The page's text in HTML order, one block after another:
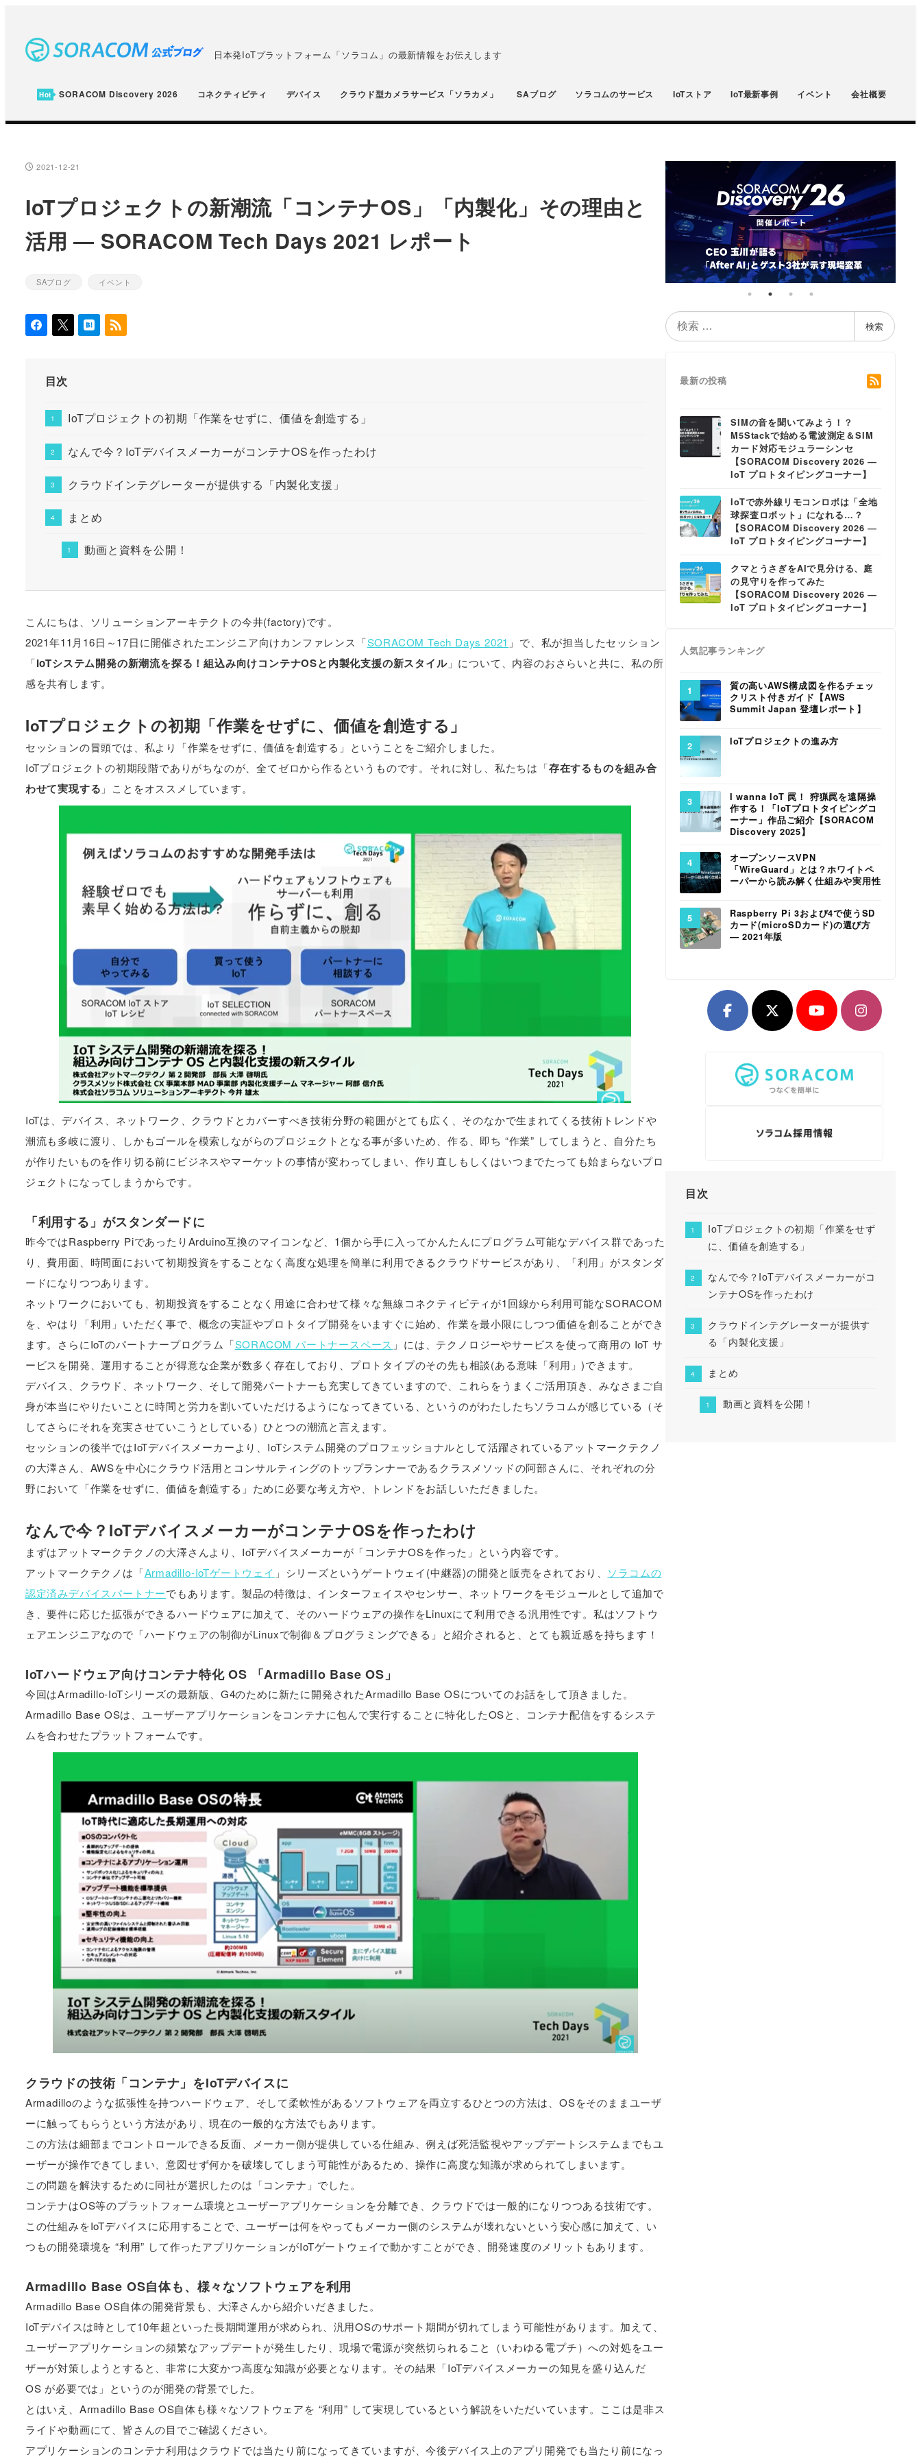
ン
日本発IoTプラットフォーム「ソラコム」の最新情報をお伝えします
SORACOM Discovery 2026 コネクティビティ デバイス クラウド型カメラサービス「ソラカメ」 SAブログ ソラコムのサービス IoTストア IoT最新事例 イベント 会社概要
投稿日
2021-12-21
IoTプロジェクトの新潮流「コンテナOS」「内製化」その理由と
活用 ― SORACOM Tech Days 2021 レポート
カテゴリー
SAブログ カテゴリー
イベント
目次
IoTプロジェクトの初期「作業をせずに、価値を創造する」
なんで今？IoTデバイスメーカーがコンテナOSを作ったわけ
クラウドインテグレーターが提供する「内製化支援」
まとめ
動画と資料を公開！
こんにちは、ソリューションアーキテクトの今井(factory)です。
2021年11月16日～17日に開催されたエンジニア向けカンファレンス「SORACOM Tech Days 2021 」で、私が担当したセッション
「IoTシステム開発の新潮流を探る！組込み向けコンテナOSと内製化支援の新スタイル」について、内容のおさらいと共に、私の所
感を共有します。
IoTプロジェクトの初期「作業をせずに、価値を創造する」
セッションの冒頭では、私より「作業をせずに、価値を創造する」ということをご紹介しました。
IoTプロジェクトの初期段階でありがちなのが、全てゼロから作るというものです。それに対し、私たちは「存在するものを組み合
わせて実現する 」ことをオススメしています。
IoTは、デバイス、ネットワーク、クラウドとカバーすべき技術分野の範囲がとても広く、そのなかで生まれてくる技術トレンドや
潮流も多岐に渡り、しかもゴールを模索しながらのプロジェクトとなる事が多いため、作る、即ち “作業” してしまうと、自分たち
が作りたいものを作り切る前にビジネスやマーケットの事情が変わってしまい、作り直しもしくはいつまでたっても始まらないプロ
ジェクトになってしまうからです。
「利用する」がスタンダードに
昨今ではRaspberry PiであったりArduino互換のマイコンなど、1個から手に入ってかんたんにプログラム可能なデバイス群であった
り、費用面、時間面において初期投資をすることなく高度な処理を簡単に利用できるクラウドサービスがあり、「利用」がスタンダ
ードになりつつあります。
ネットワークにおいても、初期投資をすることなく用途に合わせて様々な無線コネクティビティが1回線から利用可能なSORACOM
を、やはり「利用」いただく事で、概念の実証やプロトタイプ開発をいますぐに始め、作業を最小限にしつつ価値を創ることができ
ます。さらにIoTのパートナープログラム「SORACOM パートナースペース 」には、テクノロジーやサービスを使って商用の IoT サ
ービスを開発、運用することが得意な企業が数多く存在しており、プロトタイプのその先も相談(ある意味「利用」)できます。
デバイス、クラウド、ネットワーク、そして開発パートナーも充実してきていますので、これらをうまくご活用頂き、みなさまご自
身が本当にやりたいことに時間と労力を割いていただけるようになってきている、というのがわたしたちソラコムが感じている（そ
してさらにそれを充実させていこうとしている）ひとつの潮流と言えます。
セッションの後半ではIoTデバイスメーカーより、IoTシステム開発のプロフェッショナルとして活躍されているアットマークテクノ
の大澤さん、AWSを中心にクラウド活用とコンサルティングのトップランナーであるクラスメソッドの阿部さんに、それぞれの分
野において「作業をせずに、価値を創造する」ために必要な考え方や、トレンドをお話しいただきました。
なんで今？IoTデバイスメーカーがコンテナOSを作ったわけ
まずはアットマークテクノの大澤さんより、IoTデバイスメーカーが「コンテナOSを作った」という内容です。
アットマークテクノは「Armadillo-IoTゲートウェイ 」シリーズというゲートウェイ(中継器)の開発と販売をされており、 ソラコムの
認定済みデバイスパートナーでもあります。製品の特徴は、インターフェイスやセンサー、ネットワークをモジュールとして追加で
き、要件に応じた拡張ができるハードウェアに加えて、そのハードウェアの操作をLinuxにて利用できる汎用性です。私はソフトウ
ェアエンジニアなので「ハードウェアの制御がLinuxで制御＆プログラミングできる」と紹介されると、とても親近感を持ちます！
IoTハードウェア向けコンテナ特化 OS 「Armadillo Base OS」
今回はArmadillo-IoTシリーズの最新版、G4のために新たに開発されたArmadillo Base OSについてのお話をして頂きました。
Armadillo Base OSは、ユーザーアプリケーションをコンテナに包んで実行することに特化したOSと、コンテナ配信をするシステ
ムを合わせたプラットフォームです。
クラウドの技術「コンテナ」をIoTデバイスに
Armadilloのような拡張性を持つハードウェア、そして柔軟性があるソフトウェアを両立するひとつの方法は、OSをそのままユーザ
ーに触ってもらうという方法があり、現在の一般的な方法でもあります。
この方法は細部までコントロールできる反面、メーカー側が提供している仕組み、例えば死活監視やアップデートシステムまでもユ
ーザーが操作できてしまい、意図せず何かを破壊してしまう可能性があるため、操作に高度な知識が求められてしまいます。
この問題を解決するために同社が選択したのは「コンテナ」でした。
コンテナはOS等のプラットフォーム環境とユーザーアプリケーションを分離でき、クラウドでは一般的になりつつある技術です。
この仕組みをIoTデバイスに応用することで、ユーザーは何をやってもメーカー側のシステムが壊れないという安心感に加えて、い
つもの開発環境を “利用” して作ったアプリケーションがIoTゲートウェイで動かすことができ、開発速度のメリットもあります。
Armadillo Base OS自体も、様々なソフトウェアを利用
Armadillo Base OS自体の開発背景も、大澤さんから紹介いだきました。
IoTデバイスは時として10年超といった長期間運用が求められ、汎用OSのサポート期間が切れてしまう可能性があります。加えて、
ユーザーアプリケーションの頻繁なアップデートが発生したり、現場で電源が突然切られること（いわゆる電プチ）への対処をユー
ザーが対策しようとすると、非常に大変かつ高度な知識が必要となります。その結果「IoTデバイスメーカーの知見を盛り込んだ
OS が必要では」というのが開発の背景でした。
とはいえ、Armadillo Base OS自体も様々なソフトウェアを “利用” して実現しているという解説をいただいています。ここは是非ス
ライドや動画にて、皆さんの目でご確認ください。
アプリケーションのコンテナ利用はクラウドでは当たり前になってきていますが、今後デバイス上のアプリ開発でも当たり前になっ
検
索
検索
最新の投稿
SIMの音を聞いてみよう！？
M5Stackで始める電波測定＆SIM
カード対応モジュラーシンセ
【SORACOM Discovery 2026 ―
IoT プロトタイピングコーナー】
IoTで赤外線リモコンロボは「全地
球探査ロボット」になれる…？
【SORACOM Discovery 2026 ―
IoT プロトタイピングコーナー】
クマとうさぎをAIで見分ける、庭
の見守りを作ってみた
【SORACOM Discovery 2026 ―
IoT プロトタイピングコーナー】
人気記事ランキング
質の高いAWS構成図を作るチェッ
クリスト付きガイド【AWS
Summit Japan 登壇レポート】
IoTプロジェクトの進み方
I wanna IoT 罠！ 狩猟罠を遠隔操
作する！「IoTプロトタイピングコ
ーナー」作品ご紹介【SORACOM
Discovery 2025】
オープンソースVPN
「WireGuard」とは？ホワイトペ
ーパーから読み解く仕組みや実用性
Raspberry Pi 3および4で使うSD
カード(microSDカード)の選び方
― 2021年版
目次
IoTプロジェクトの初期「作業をせず
に、価値を創造する」
なんで今？IoTデバイスメーカーがコ
ンテナOSを作ったわけ
クラウドインテグレーターが提供す
る「内製化支援」
まとめ
動画と資料を公開！